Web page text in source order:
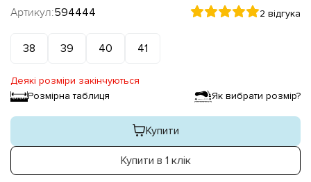
Артикул:594444 2 відгука
38 39 40 41
Деякі розміри закінчуються
Розмірна таблиця
Як вибрати розмір?
Купити
Купити в 1 клік